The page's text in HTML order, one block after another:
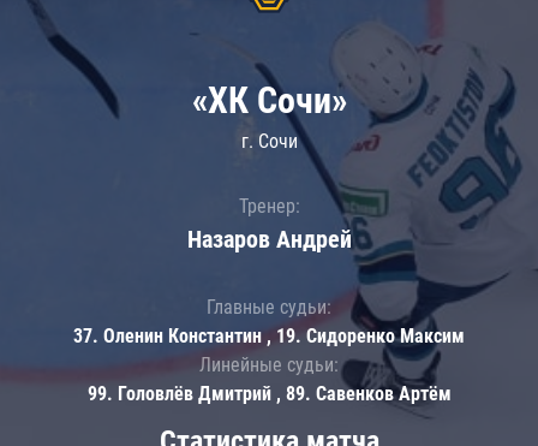
«ХК Сочи»
г. Сочи
Тренер:
Назаров Андрей
Главные судьи:
37. Оленин Константин , 19. Сидоренко Максим
Линейные судьи:
99. Головлёв Дмитрий , 89. Савенков Артём